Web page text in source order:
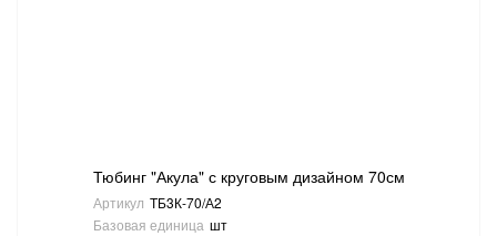
Тюбинг "Акула" с круговым дизайном 70см
Артикул ТБ3К-70/А2
Базовая единица шт